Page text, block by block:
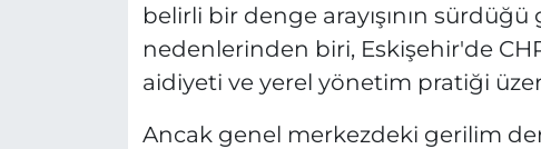
belirli bir denge arayışının
nedenlerinden biri, Eskişehir'de
aidiyeti ve yerel yönetim pratiği
Ancak genel merkezdeki gerilim